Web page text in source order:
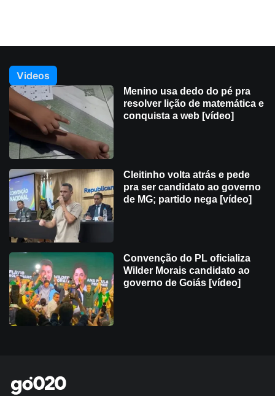
Videos
Menino usa dedo do pé pra
resolver lição de matemática e
conquista a web [vídeo]
Cleitinho volta atrás e pede
pra ser candidato ao governo
de MG; partido nega [vídeo]
Convenção do PL oficializa
Wilder Morais candidato ao
governo de Goiás [vídeo]